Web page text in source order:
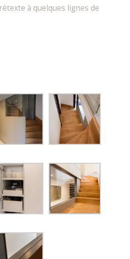
à quelques lignes de